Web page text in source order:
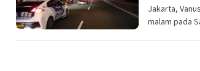
Jakarta,
malam pada